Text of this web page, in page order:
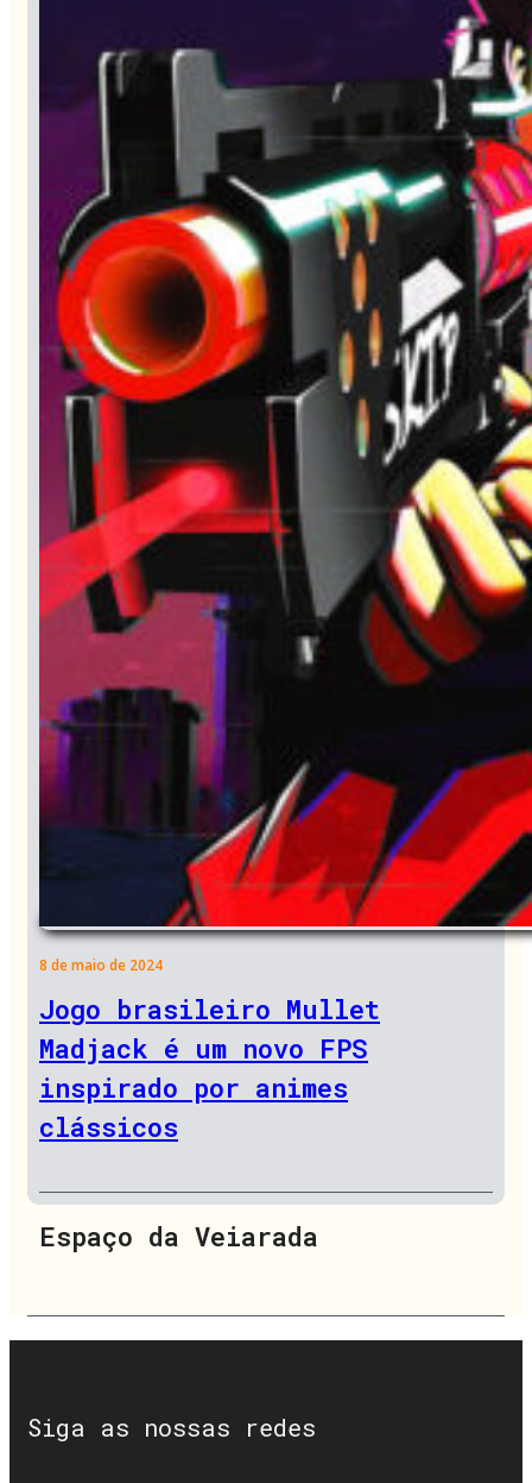
8 de maio de 2024
Jogo brasileiro Mullet
Madjack é um novo FPS
inspirado por animes
clássicos
Espaço da Veiarada
Siga as nossas redes